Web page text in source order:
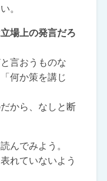
。
場上の発言だろ
言おうものな
何か策を講じ
から、なしと断
んでみよう。
れていないよう